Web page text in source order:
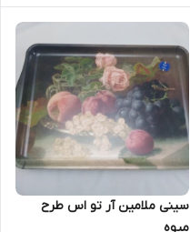
سینی ملامین آر تو اس طرح
میوه